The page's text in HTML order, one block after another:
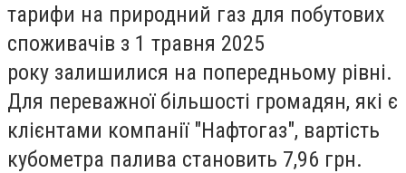
тарифи на природний газ для побутових
споживачів з 1 травня 2025
року залишилися на попередньому рівні.
Для переважної більшості громадян, які є
клієнтами компанії "Нафтогаз", вартість
кубометра палива становить 7,96 грн.